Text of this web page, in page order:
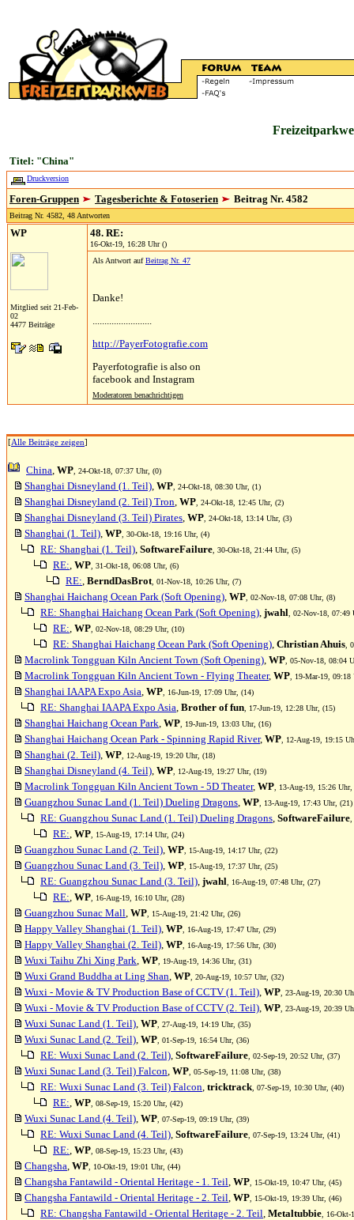
Titel: "China"
Druckversion
Foren-Gruppen Tagesberichte & Fotoserien Beitrag Nr. 4582
Beitrag Nr. 4582, 48 Antworten
WP
Mitglied seit 21-Feb-
02
4477 Beiträge
48. RE:
16-Okt-19, 16:28 Uhr ()
Als Antwort aufBeitrag Nr. 47
Danke!
.........................
http://PayerFotografie.com
Payerfotografie is also on
facebook and Instagram
Moderatoren benachrichtigen
[Alle Beiträge zeigen]
China, WP , 24-Okt-18, 07:37 Uhr, (0)
Shanghai Disneyland (1. Teil), WP , 24-Okt-18, 08:30 Uhr, (1)
Shanghai Disneyland (2. Teil) Tron, WP , 24-Okt-18, 12:45 Uhr, (2)
Shanghai Disneyland (3. Teil) Pirates, WP , 24-Okt-18, 13:14 Uhr, (3)
Shanghai (1. Teil), WP , 30-Okt-18, 19:16 Uhr, (4)
RE: Shanghai (1. Teil), SoftwareFailure , 30-Okt-18, 21:44 Uhr, (5)
RE:, WP , 31-Okt-18, 06:08 Uhr, (6)
RE:, BerndDasBrot , 01-Nov-18, 10:26 Uhr, (7)
Shanghai Haichang Ocean Park (Soft Opening), WP , 02-Nov-18, 07:08 Uhr, (8)
RE: Shanghai Haichang Ocean Park (Soft Opening), jwahl , 02-Nov-18, 07:49
RE:, WP , 02-Nov-18, 08:29 Uhr, (10)
RE: Shanghai Haichang Ocean Park (Soft Opening), Christian Ahuis ,
Macrolink Tongguan Kiln Ancient Town (Soft Opening), WP , 05-Nov-18, 08:04
Macrolink Tongguan Kiln Ancient Town - Flying Theater, WP , 19-Mar-19,
Shanghai IAAPA Expo Asia, WP , 16-Jun-19, 17:09 Uhr, (14)
RE: Shanghai IAAPA Expo Asia, Brother of fun , 17-Jun-19, 12:28 Uhr, (15)
Shanghai Haichang Ocean Park, WP , 19-Jun-19, 13:03 Uhr, (16)
Shanghai Haichang Ocean Park - Spinning Rapid River, WP , 12-Aug-19, 19:15
Shanghai (2. Teil), WP , 12-Aug-19, 19:20 Uhr, (18)
Shanghai Disneyland (4. Teil), WP , 12-Aug-19, 19:27 Uhr, (19)
Macrolink Tongguan Kiln Ancient Town - 5D Theater, WP , 13-Aug-19, 15:26
Guangzhou Sunac Land (1. Teil) Dueling Dragons, WP , 13-Aug-19, 17:43 Uhr, (21)
RE: Guangzhou Sunac Land (1. Teil) Dueling Dragons, SoftwareFailure
RE:, WP , 15-Aug-19, 17:14 Uhr, (24)
Guangzhou Sunac Land (2. Teil), WP , 15-Aug-19, 14:17 Uhr, (22)
Guangzhou Sunac Land (3. Teil), WP , 15-Aug-19, 17:37 Uhr, (25)
RE: Guangzhou Sunac Land (3. Teil), jwahl , 16-Aug-19, 07:48 Uhr, (27)
RE:, WP , 16-Aug-19, 16:10 Uhr, (28)
Guangzhou Sunac Mall, WP , 15-Aug-19, 21:42 Uhr, (26)
Happy Valley Shanghai (1. Teil), WP , 16-Aug-19, 17:47 Uhr, (29)
Happy Valley Shanghai (2. Teil), WP , 16-Aug-19, 17:56 Uhr, (30)
Wuxi Taihu Zhi Xing Park, WP , 19-Aug-19, 14:36 Uhr, (31)
Wuxi Grand Buddha at Ling Shan, WP , 20-Aug-19, 10:57 Uhr, (32)
Wuxi - Movie & TV Production Base of CCTV (1. Teil), WP , 23-Aug-19, 20:30
Wuxi - Movie & TV Production Base of CCTV (2. Teil), WP , 23-Aug-19, 20:39
Wuxi Sunac Land (1. Teil), WP , 27-Aug-19, 14:19 Uhr, (35)
Wuxi Sunac Land (2. Teil), WP , 01-Sep-19, 16:54 Uhr, (36)
RE: Wuxi Sunac Land (2. Teil), SoftwareFailure , 02-Sep-19, 20:52 Uhr, (37)
Wuxi Sunac Land (3. Teil) Falcon, WP , 05-Sep-19, 11:08 Uhr, (38)
RE: Wuxi Sunac Land (3. Teil) Falcon, tricktrack , 07-Sep-19, 10:30 Uhr, (40)
RE:, WP , 08-Sep-19, 15:20 Uhr, (42)
Wuxi Sunac Land (4. Teil), WP , 07-Sep-19, 09:19 Uhr, (39)
RE: Wuxi Sunac Land (4. Teil), SoftwareFailure , 07-Sep-19, 13:24 Uhr, (41)
RE:, WP , 08-Sep-19, 15:23 Uhr, (43)
Changsha, WP , 10-Okt-19, 19:01 Uhr, (44)
Changsha Fantawild - Oriental Heritage - 1. Teil, WP , 15-Okt-19, 10:47 Uhr, (45)
Changsha Fantawild - Oriental Heritage - 2. Teil, WP , 15-Okt-19, 19:39 Uhr, (46)
RE: Changsha Fantawild - Oriental Heritage - 2. Teil, Metaltubbie , 16-